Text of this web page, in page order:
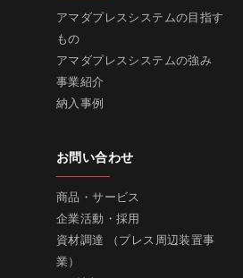
アマダプレスシステムの目指す
もの
アマダプレスシステムの強み
事業紹介
納入事例
お問い合わせ
商品・サービス
企業活動・採用
資材調達 （プレス周辺装置事
業）